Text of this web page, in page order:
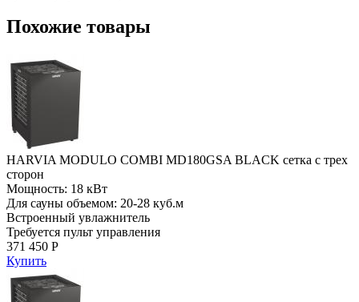
Похожие товары
HARVIA MODULO COMBI MD180GSA BLACK сетка с трех
сторон
Мощность: 18 кВт
Для сауны объемом: 20-28 куб.м
Встроенный увлажнитель
Требуется пульт управления
371 450 Р
Купить